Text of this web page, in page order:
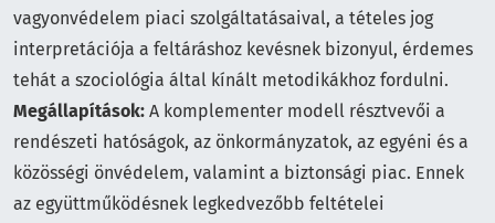
vagyonvédelem piaci szolgáltatásaival, a tételes jog
interpretációja a feltáráshoz kevésnek bizonyul, érdemes
tehát a szociológia által kínált metodikákhoz fordulni.
Megállapítások: A komplementer modell résztvevői a
rendészeti hatóságok, az önkormányzatok, az egyéni és a
közösségi önvédelem, valamint a biztonsági piac. Ennek
az együttműködésnek legkedvezőbb feltételei